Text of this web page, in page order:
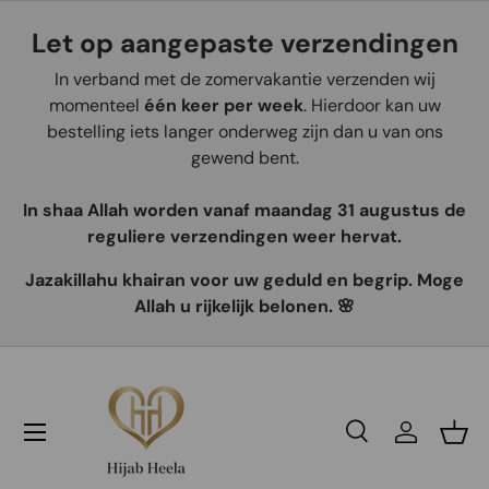
Aller au contenu
Let op aangepaste verzendingen
In verband met de zomervakantie verzenden wij
momenteel één keer per week. Hierdoor kan uw
bestelling iets langer onderweg zijn dan u van ons
gewend bent.
In shaa Allah worden vanaf maandag 31 augustus de
reguliere verzendingen weer hervat.
Jazakillahu khairan voor uw geduld en begrip. Moge
Allah u rijkelijk belonen. 🌸
Recherche
Se